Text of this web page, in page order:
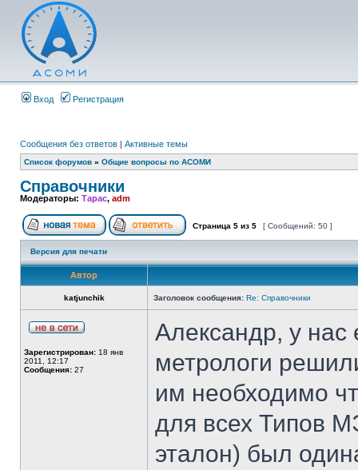
Вход Регистрация
Сообщения без ответов | Активные темы
Список форумов » Общие вопросы по АСОМИ
Справочники
Модераторы: Тарас, adm
Страница 5 из 5 [ Сообщений: 50 ]
Версия для печати
Автор
katjunchik Заголовок сообщения: Re: Справочники
Зарегистрирован: 18 янв
2011, 12:17
Сообщения: 27
Александр, у
метрологи
им необходимо
для всех Типов
эталон) был